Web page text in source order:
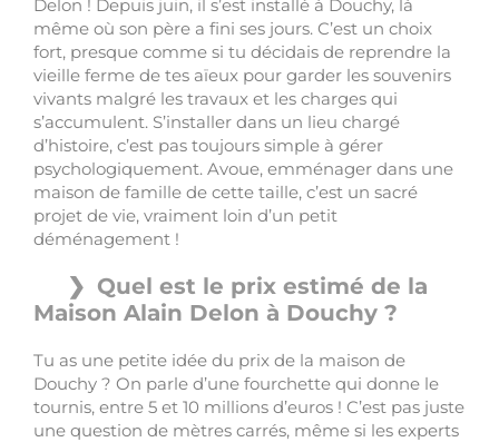
Delon ! Depuis juin, il s’est installé à Douchy, là
même où son père a fini ses jours. C’est un choix
fort, presque comme si tu décidais de reprendre la
vieille ferme de tes aïeux pour garder les souvenirs
vivants malgré les travaux et les charges qui
s’accumulent. S’installer dans un lieu chargé
d’histoire, c’est pas toujours simple à gérer
psychologiquement. Avoue, emménager dans une
maison de famille de cette taille, c’est un sacré
projet de vie, vraiment loin d’un petit
déménagement !
Quel est le prix estimé de la
Maison Alain Delon à Douchy ?
Tu as une petite idée du prix de la maison de
Douchy ? On parle d’une fourchette qui donne le
tournis, entre 5 et 10 millions d’euros ! C’est pas juste
une question de mètres carrés, même si les experts